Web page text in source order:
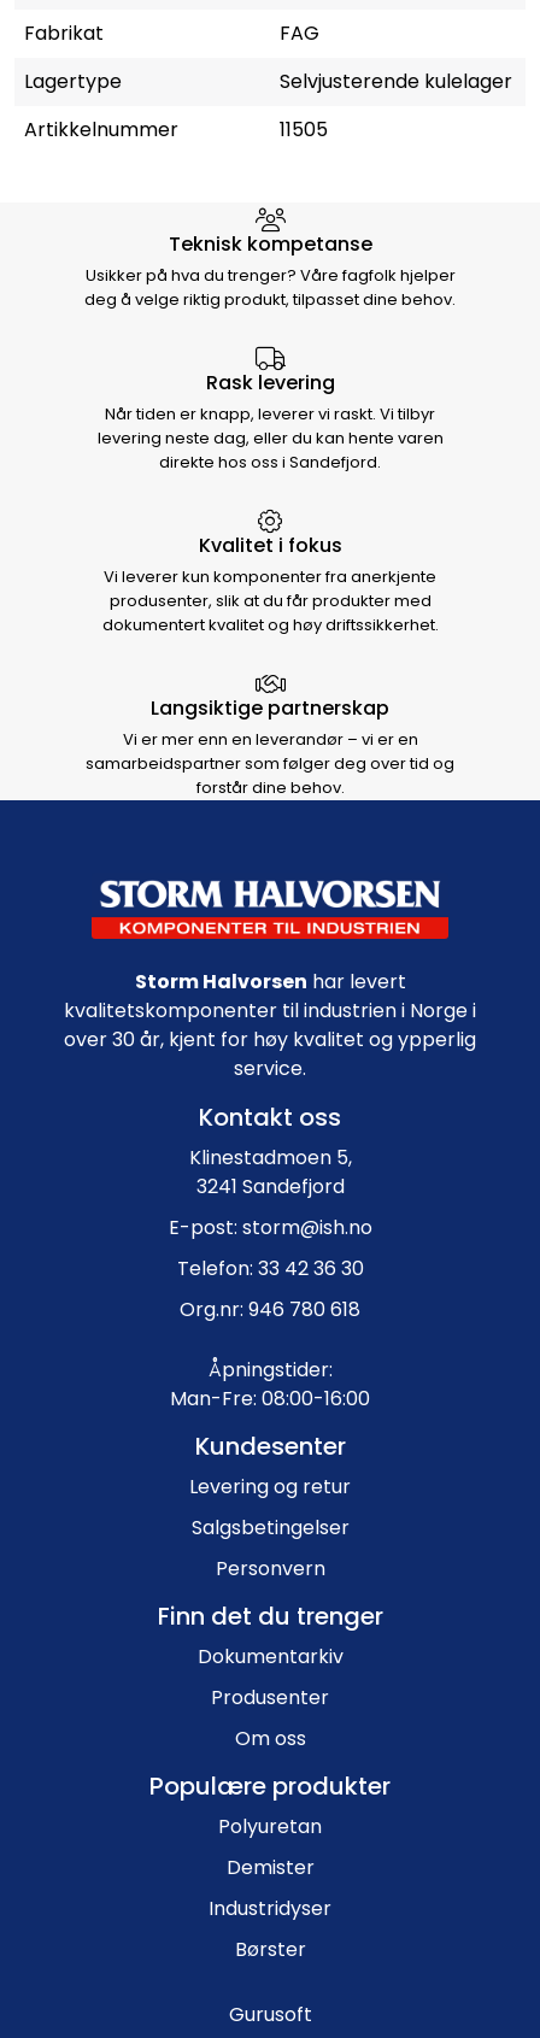
Fabrikat
FAG
Lagertype
Selvjusterende kulelager
Artikkelnummer
11505
Hvorfor velge Storm Halvorsen
Teknisk kompetanse
Usikker på hva du trenger? Våre fagfolk hjelper
deg å velge riktig produkt, tilpasset dine behov.
Rask levering
Når tiden er knapp, leverer vi raskt. Vi tilbyr
levering neste dag, eller du kan hente varen
direkte hos oss i Sandefjord.
Kvalitet i fokus
Vi leverer kun komponenter fra anerkjente
produsenter, slik at du får produkter med
dokumentert kvalitet og høy driftssikkerhet.
Langsiktige partnerskap
Vi er mer enn en leverandør – vi er en
samarbeidspartner som følger deg over tid og
forstår dine behov.
Footer navigation
Storm Halvorsen har levert
kvalitetskomponenter til industrien i Norge i
over 30 år, kjent for høy kvalitet og ypperlig
service.
Kontakt oss
Klinestadmoen 5,
3241 Sandefjord
E-post: storm@ish.no
Telefon: 33 42 36 30
Org.nr: 946 780 618
Åpningstider:
Man-Fre: 08:00-16:00
Kundesenter
Levering og retur
Salgsbetingelser
Personvern
Finn det du trenger
Dokumentarkiv
Produsenter
Om oss
Populære produkter
Polyuretan
Demister
Industridyser
Børster
Gurusoft